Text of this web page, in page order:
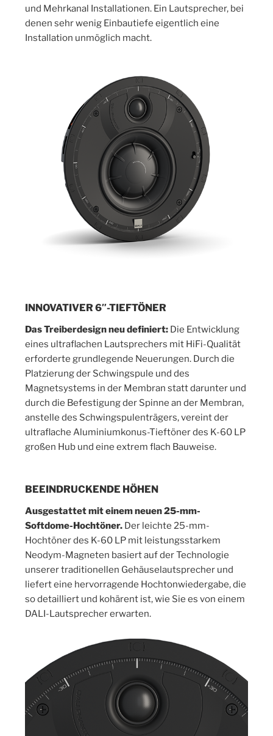
und Mehrkanal Installationen. Ein Lautsprecher, bei
denen sehr wenig Einbautiefe eigentlich eine
Installation unmöglich macht.
INNOVATIVER 6″-TIEFTÖNER
Das Treiberdesign neu definiert: Die Entwicklung
eines ultraflachen Lautsprechers mit HiFi-Qualität
erforderte grundlegende Neuerungen. Durch die
Platzierung der Schwingspule und des
Magnetsystems in der Membran statt darunter und
durch die Befestigung der Spinne an der Membran,
anstelle des Schwingspulenträgers, vereint der
ultraflache Aluminiumkonus-Tieftöner des K-60 LP
großen Hub und eine extrem flach Bauweise.
BEEINDRUCKENDE HÖHEN
Ausgestattet mit einem neuen 25-mm-
Softdome-Hochtöner. Der leichte 25-mm-
Hochtöner des K-60 LP mit leistungsstarkem
Neodym-Magneten basiert auf der Technologie
unserer traditionellen Gehäuselautsprecher und
liefert eine hervorragende Hochtonwiedergabe, die
so detailliert und kohärent ist, wie Sie es von einem
DALI-Lautsprecher erwarten.